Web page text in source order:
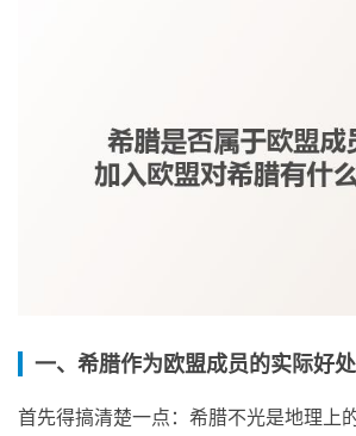
一、希腊作为欧盟成员的实际好处
首先得搞清楚一点：希腊不光是地理上